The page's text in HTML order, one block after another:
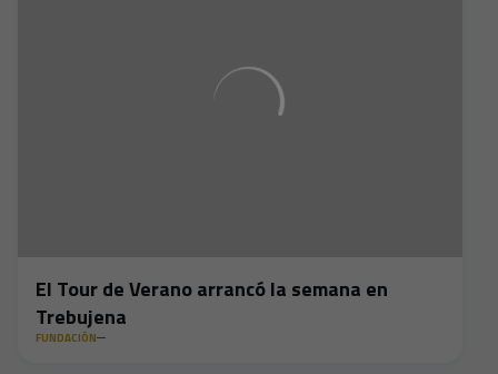
El Tour de Verano arrancó la semana en
Trebujena
FUNDACIÓN